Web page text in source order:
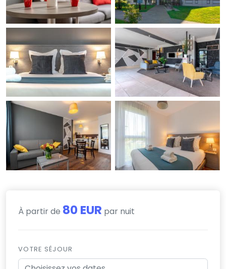
À partir de 80 EUR par nuit
VOTRE SÉJOUR